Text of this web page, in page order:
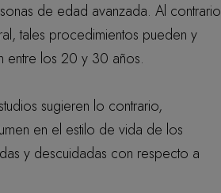
de edad avanzada. Al contrario
tales procedimientos pueden y
entre los 20 y 30 años.
sugieren lo contrario,
en el estilo de vida de los
y descuidadas con respecto a